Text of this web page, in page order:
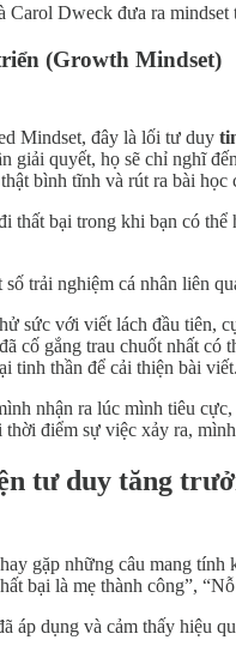
Carol Dweck đưa ra mindset
(Growth Mindset)
Mindset, đây là lối tư duy
giải quyết, họ sẽ chỉ nghĩ
bình tĩnh và rút ra bài học
thất bại trong khi bạn có
trải nghiệm cá nhân liên
sức với viết lách đầu tiên,
cố gắng trau chuốt nhất
tinh thần để cải thiện bài viết.
nhận ra lúc mình tiêu
thời điểm sự việc xảy ra,
tư duy tăng
gặp những câu mang
bại là mẹ thành công”,
áp dụng và cảm thấy hiệu